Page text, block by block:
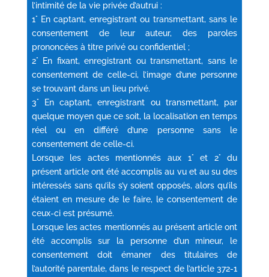
l’intimité de la vie privée d’autrui :
1° En captant, enregistrant ou transmettant, sans le
consentement de leur auteur, des paroles
prononcées à titre privé ou confidentiel ;
2° En fixant, enregistrant ou transmettant, sans le
consentement de celle-ci, l’image d’une personne
se trouvant dans un lieu privé.
3° En captant, enregistrant ou transmettant, par
quelque moyen que ce soit, la localisation en temps
réel ou en différé d’une personne sans le
consentement de celle-ci.
Lorsque les actes mentionnés aux 1° et 2° du
présent article ont été accomplis au vu et au su des
intéressés sans qu’ils s’y soient opposés, alors qu’ils
étaient en mesure de le faire, le consentement de
ceux-ci est présumé.
Lorsque les actes mentionnés au présent article ont
été accomplis sur la personne d’un mineur, le
consentement doit émaner des titulaires de
l’autorité parentale, dans le respect de l’article 372-1